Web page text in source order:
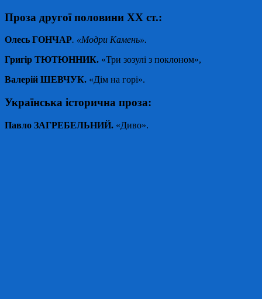
Проза другої половини ХХ ст.:
Олесь ГОНЧАР. «Модри Камень».
Григір ТЮТЮННИК. «Три зозулі з поклоном»,
Валерій ШЕВЧУК. «Дім на горі».
Українська історична проза:
Павло ЗАГРЕБЕЛЬНИЙ. «Диво».